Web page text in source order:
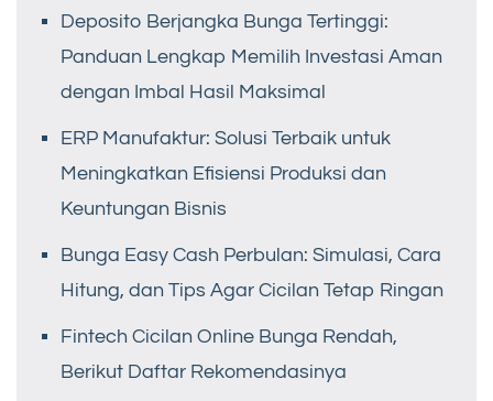
Deposito Berjangka Bunga Tertinggi:
Panduan Lengkap Memilih Investasi Aman
dengan Imbal Hasil Maksimal
ERP Manufaktur: Solusi Terbaik untuk
Meningkatkan Efisiensi Produksi dan
Keuntungan Bisnis
Bunga Easy Cash Perbulan: Simulasi, Cara
Hitung, dan Tips Agar Cicilan Tetap Ringan
Fintech Cicilan Online Bunga Rendah,
Berikut Daftar Rekomendasinya